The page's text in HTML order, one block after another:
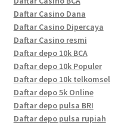
Daftar Casino Dana
Daftar Casino Dipercaya
Daftar Casino resmi
Daftar depo 10k BCA
Daftar depo 10k Populer
Daftar depo 10k telkomsel
Daftar depo 5k Online
Daftar depo pulsa BRI
Daftar depo pulsa rupiah